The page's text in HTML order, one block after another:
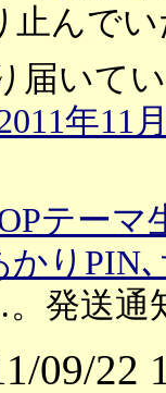
止んでい
届いて
年11
テーマ
りPIN
発送通
09/22